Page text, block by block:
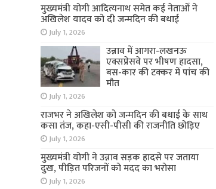
मुख्यमंत्री योगी आदित्यनाथ समेत कई नेताओं ने
अखिलेश यादव को दी जन्मदिन की बधाई
July 1, 2026
उन्नाव में आगरा-लखनऊ
एक्सप्रेसवे पर भीषण हादसा,
बस-कार की टक्कर में पांच की
मौत
July 1, 2026
राजभर ने अखिलेश को जन्मदिन की बधाई के साथ
कसा तंज, कहा-एसी-पीसी की राजनीति छोड़िए
July 1, 2026
मुख्यमंत्री योगी ने उन्नाव सड़क हादसे पर जताया
दुख, पीड़ित परिजनों को मदद का भरोसा
July 1, 2026